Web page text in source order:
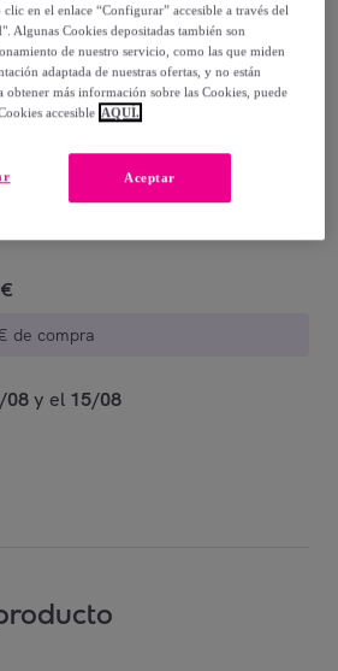
Cosmetic
de compra
08y el 15/08
en el enlace “Configurar” accesible a través del
Algunas Cookies depositadas también son
de nuestro servicio, como las que miden
adaptada de nuestras ofertas, y no están
obtener más información sobre las Cookies, puede
accesible AQUÍ.
Aceptar